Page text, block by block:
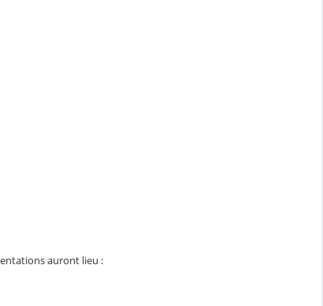
auront lieu :